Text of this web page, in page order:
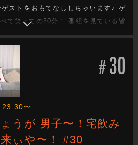
ストをおもてなししちゃいます♪ ゲ
て笑っての30分！ 番組を見ている皆
るような気分になれる番組です！
#30
23:30〜
うが 男子〜！宅飲み
来ぃや〜！ #30